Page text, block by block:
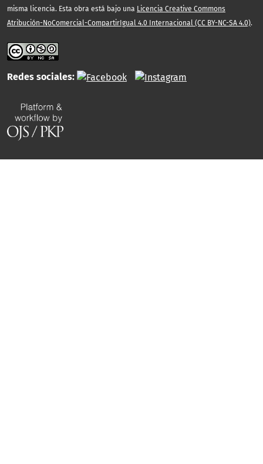
misma licencia. Esta obra está bajo una Licencia Creative Commons
Atribución-NoComercial-CompartirIgual 4.0 Internacional (CC BY-NC-SA 4.0).
Redes sociales: